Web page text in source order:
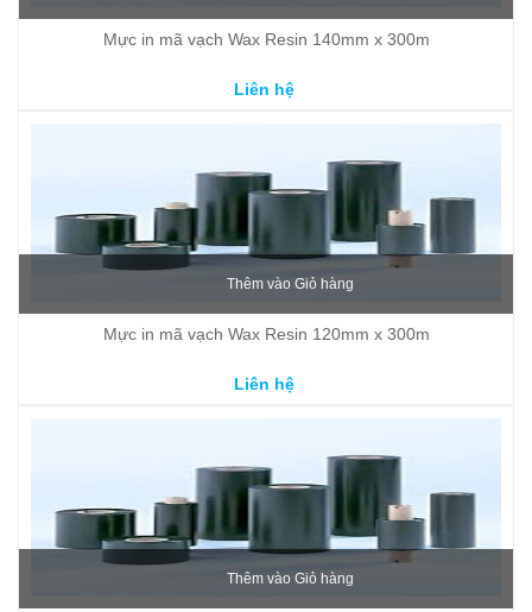
Mực in mã vạch Wax Resin 140mm x 300m
Liên hệ
Thêm vào Giỏ hàng
Mực in mã vạch Wax Resin 120mm x 300m
Liên hệ
Thêm vào Giỏ hàng